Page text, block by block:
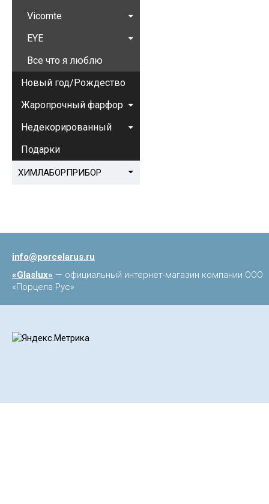
Vicomte
EYE
Все что я люблю
Новый год/Рождество
Жаропрочный фарфор
Недекорированный
Подарки
ХИМЛАБОРПРИБОР
info@porcelarus.ru
«Glaslux» — официальный интернет-магазин компании ООО
«Порцела Рус»